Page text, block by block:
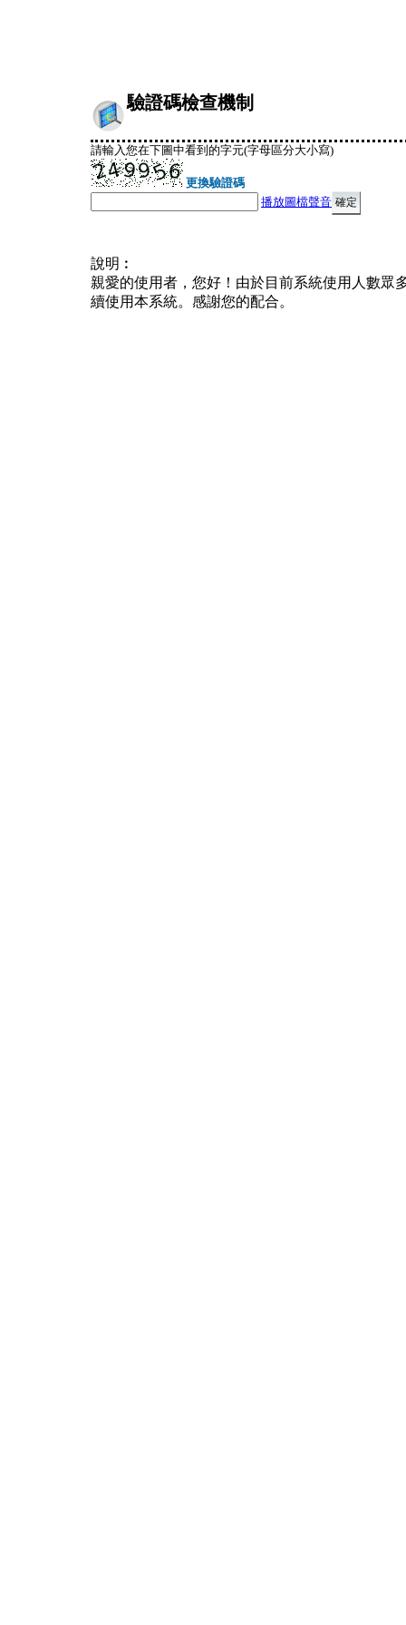
驗證碼檢查機制
請輸入您在下圖中看到的字元(字母區分大小寫)
更換驗證碼
播放圖檔聲音
說明︰
親愛的使用者，您好！由於目前系統使用人數眾
續使用本系統。感謝您的配合。